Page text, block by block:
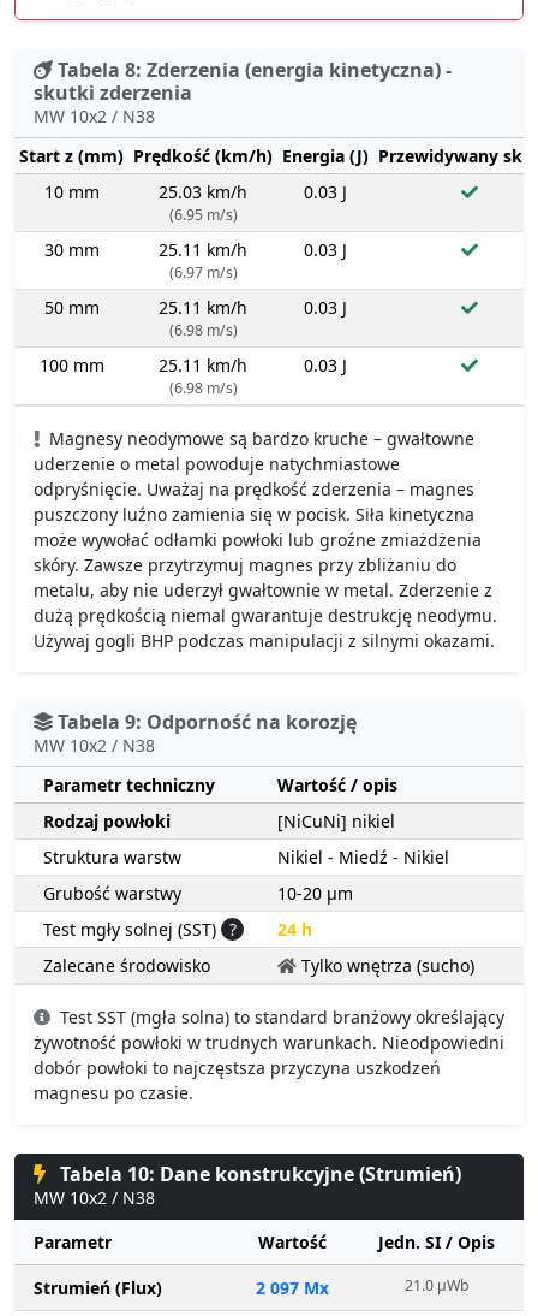
Tabela 8: Zderzenia (energia kinetyczna) -
skutki zderzenia
MW 10x2 / N38
Start z (mm) Prędkość (km/h) Energia (J) Przewidywany
10 mm
25.03 km/h
(6.95 m/s)
0.03 J
30 mm 25.11 km/h
(6.97 m/s)
0.03 J
50 mm 25.11 km/h
(6.98 m/s)
0.03 J
100 mm 25.11 km/h
(6.98 m/s)
0.03 J
Magnesy neodymowe są bardzo kruche – gwałtowne
uderzenie o metal powoduje natychmiastowe
odpryśnięcie. Uważaj na prędkość zderzenia – magnes
puszczony luźno zamienia się w pocisk. Siła kinetyczna
może wywołać odłamki powłoki lub groźne zmiażdżenia
skóry. Zawsze przytrzymuj magnes przy zbliżaniu do
metalu, aby nie uderzył gwałtownie w metal. Zderzenie z
dużą prędkością niemal gwarantuje destrukcję neodymu.
Używaj gogli BHP podczas manipulacji z silnymi okazami.
Tabela 9: Odporność na korozję
MW 10x2 / N38
Parametr techniczny
Wartość / opis
Rodzaj powłoki
[NiCuNi] nikiel
Struktura warstw
Nikiel - Miedź - Nikiel
Grubość warstwy
10-20 µm
Test mgły solnej (SST) ?
24 h
Zalecane środowisko
Tylko wnętrza (sucho)
Test SST (mgła solna) to standard branżowy określający
żywotność powłoki w trudnych warunkach. Nieodpowiedni
dobór powłoki to najczęstsza przyczyna uszkodzeń
magnesu po czasie.
Tabela 10: Dane konstrukcyjne (Strumień)
MW 10x2 / N38
Parametr
Wartość
Jedn. SI / Opis
Strumień (Flux)
2 097 Mx 21.0 µWb